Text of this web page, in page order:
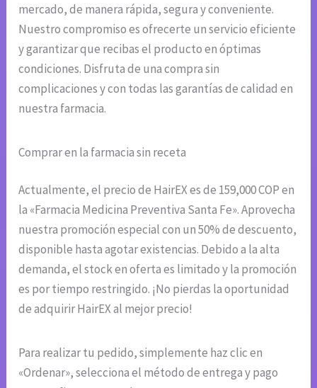
mercado, de manera rápida, segura y conveniente.
Nuestro compromiso es ofrecerte un servicio eficiente
y garantizar que recibas el producto en óptimas
condiciones. Disfruta de una compra sin
complicaciones y con todas las garantías de calidad en
nuestra farmacia.
Comprar en la farmacia sin receta
Actualmente, el precio de HairEX es de 159,000 COP en
la «Farmacia Medicina Preventiva Santa Fe». Aprovecha
nuestra promoción especial con un 50% de descuento,
disponible hasta agotar existencias. Debido a la alta
demanda, el stock en oferta es limitado y la promoción
es por tiempo restringido. ¡No pierdas la oportunidad
de adquirir HairEX al mejor precio!
Para realizar tu pedido, simplemente haz clic en
«Ordenar», selecciona el método de entrega y pago